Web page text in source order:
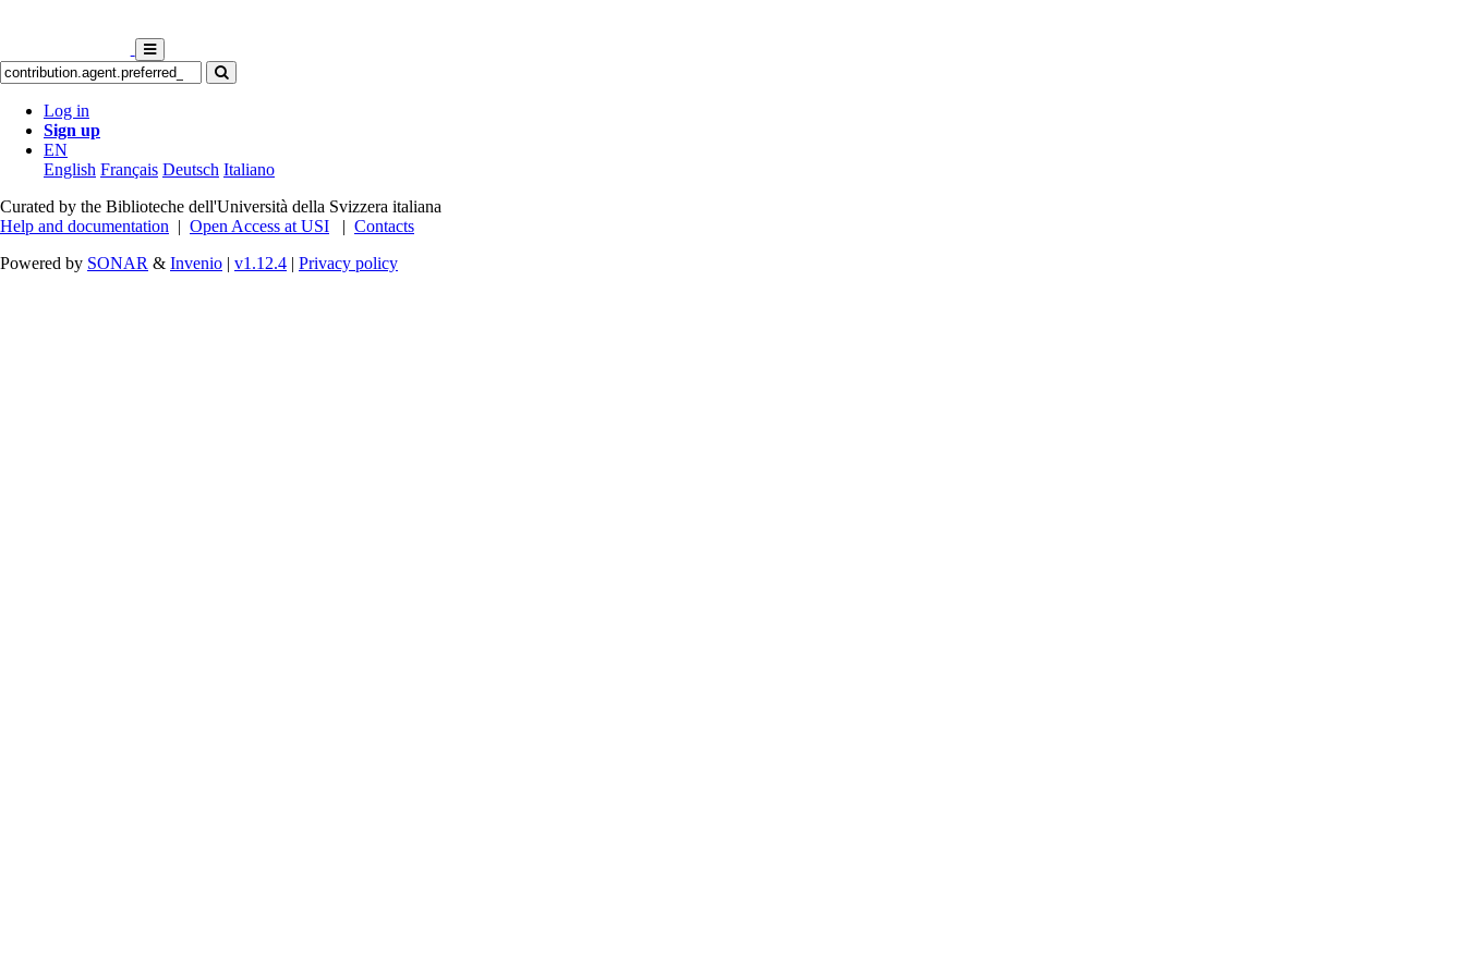
Log in
Sign up
EN
English Français Deutsch Italiano
Curated by the Biblioteche dell'Università della Svizzera italiana
Help and documentation | Open Access at USI | Contacts
Powered by SONAR & Invenio | v1.12.4 | Privacy policy